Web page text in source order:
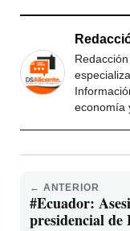
economía
← ANTERIOR
#Ecuador:
presidencial de